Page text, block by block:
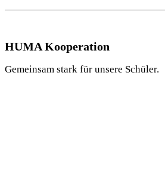
HUMA Kooperation
Gemeinsam stark für unsere Schüler.